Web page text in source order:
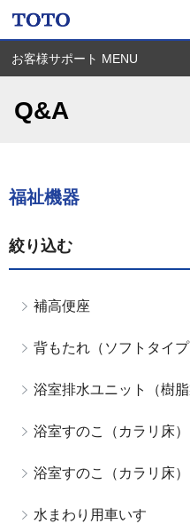
お客様サポート MENU
Q&A
福祉機器
絞り込む
補高便座
背もたれ（ソフトタイプ
浴室排水ユニット（樹脂
浴室すのこ（カラリ床
浴室すのこ（カラリ床）
水まわり用車いす